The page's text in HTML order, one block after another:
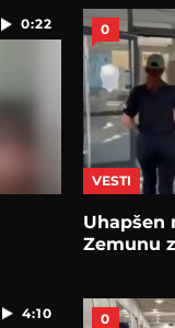
0:22 0
VESTI
Uhapšen
Zemunu
4:10 0